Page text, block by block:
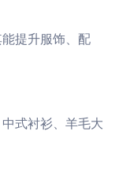
提升服饰、配
式衬衫、羊毛大